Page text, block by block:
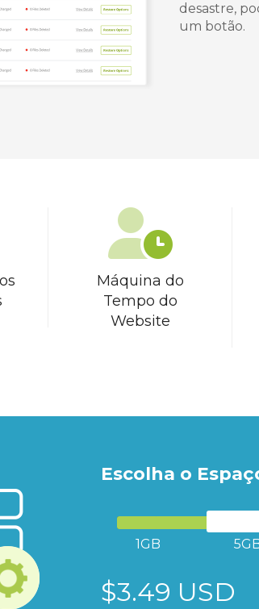
desastre,
um botão.
Máquina do
Tempo do
Website
Escolha o
1GB
$3.49 USD